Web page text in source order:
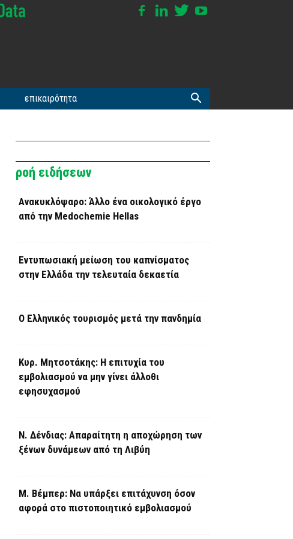
επικαιρότητα
ροή ειδήσεων
Ανακυκλόψαρο: Άλλο ένα οικολογικό έργο
από την Medochemie Hellas
Εντυπωσιακή μείωση του καπνίσματος
στην Ελλάδα την τελευταία δεκαετία
Ο Ελληνικός τουρισμός μετά την πανδημία
Κυρ. Μητσοτάκης: Η επιτυχία του
εμβολιασμού να μην γίνει άλλοθι
εφησυχασμού
Ν. Δένδιας: Απαραίτητη η αποχώρηση των
ξένων δυνάμεων από τη Λιβύη
Μ. Βέμπερ: Να υπάρξει επιτάχυνση όσον
αφορά στο πιστοποιητικό εμβολιασμού